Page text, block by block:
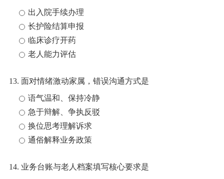
出入院手续办理
长护险结算申报
临床诊疗开药
老人能力评估
13. 面对情绪激动家属，错误沟通方式是
语气温和、保持冷静
急于辩解、争执反驳
换位思考理解诉求
通俗解释业务政策
14. 业务台账与老人档案填写核心要求是